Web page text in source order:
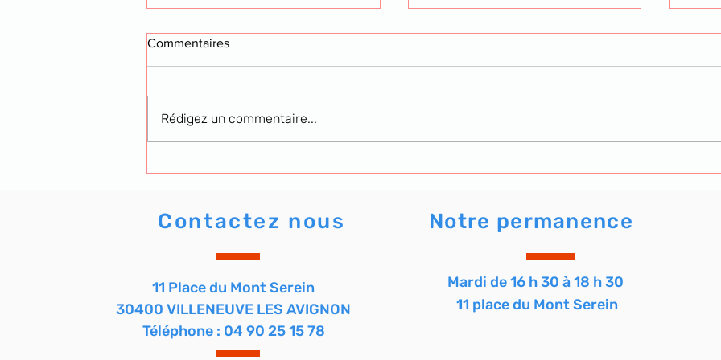
Soutien aux artistes
Commentaires
Rédigez un commentaire...
Contactez nous
11 Place du Mont Serein
30400 VILLENEUVE LES AVIGNON
Téléphone : 04 90 25 15 78
Notre permanence
Mardi de 16 h 30 à 18 h 30
11 place du Mont Serein